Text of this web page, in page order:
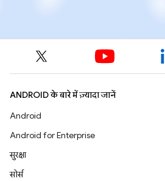
ANDROID के बारे में ज़्यादा जानें
Android
Android for Enterprise
सुरक्षा
सोर्स